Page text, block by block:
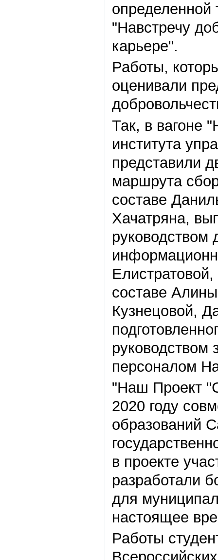
определенной
"Навстречу
карьере".
Работы,
оценивали
Так, в вагоне "
института
представили
маршрута
составе
Хачатряна,
составе
Кузнецовой,
руководством
персоналом
"Наш Проект "
2020 году
образований
в проекте
разработали
для
настоящее
Работы